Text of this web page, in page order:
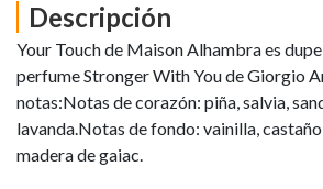
Descripción
Your Touch de Maison Alhambra es
perfume Stronger With You de Giorgio
notas:Notas de corazón: piña, salvia,
lavanda.Notas de fondo: vainilla,
madera de gaiac.